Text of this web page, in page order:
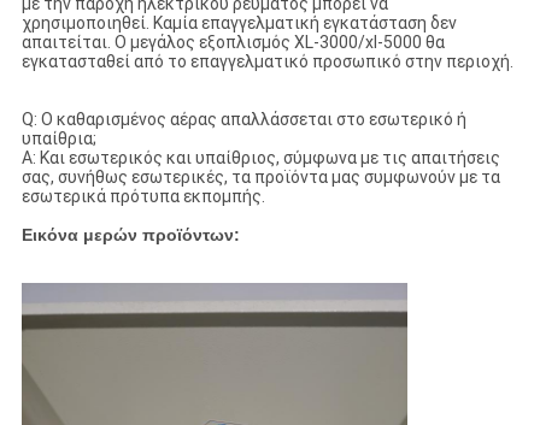
με την παροχή ηλεκτρικού ρεύματος μπορεί να
χρησιμοποιηθεί. Καμία επαγγελματική εγκατάσταση δεν
απαιτείται. Ο μεγάλος εξοπλισμός XL-3000/xl-5000 θα
εγκατασταθεί από το επαγγελματικό προσωπικό στην περιοχή.
Q: Ο καθαρισμένος αέρας απαλλάσσεται στο εσωτερικό ή
υπαίθρια;
Α: Και εσωτερικός και υπαίθριος, σύμφωνα με τις απαιτήσεις
σας, συνήθως εσωτερικές, τα προϊόντα μας συμφωνούν με τα
εσωτερικά πρότυπα εκπομπής.
Εικόνα μερών προϊόντων: